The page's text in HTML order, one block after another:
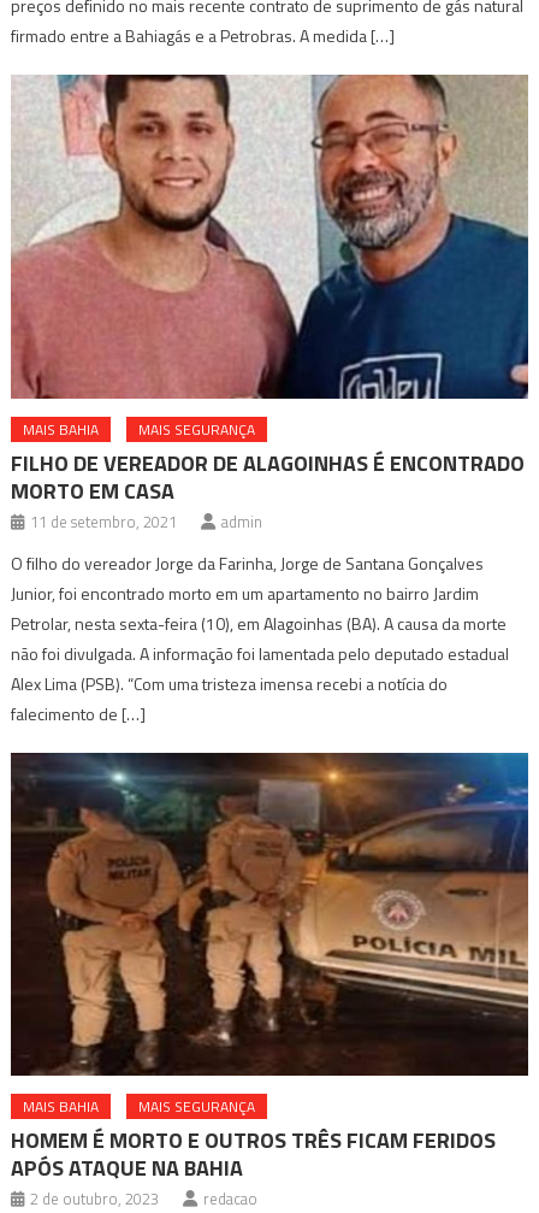
preços definido no mais recente contrato de suprimento de gás natural
firmado entre a Bahiagás e a Petrobras. A medida […]
MAIS BAHIA MAIS SEGURANÇA
FILHO DE VEREADOR DE ALAGOINHAS É ENCONTRADO
MORTO EM CASA
11 de setembro, 2021 admin
O filho do vereador Jorge da Farinha, Jorge de Santana Gonçalves
Junior, foi encontrado morto em um apartamento no bairro Jardim
Petrolar, nesta sexta-feira (10), em Alagoinhas (BA). A causa da morte
não foi divulgada. A informação foi lamentada pelo deputado estadual
Alex Lima (PSB). “Com uma tristeza imensa recebi a notícia do
falecimento de […]
MAIS BAHIA MAIS SEGURANÇA
HOMEM É MORTO E OUTROS TRÊS FICAM FERIDOS
APÓS ATAQUE NA BAHIA
2 de outubro, 2023 redacao